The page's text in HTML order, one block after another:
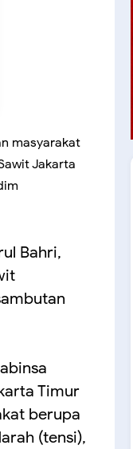
masyarakat
Jakarta
Bahri,
Timur
berupa
(tensi),